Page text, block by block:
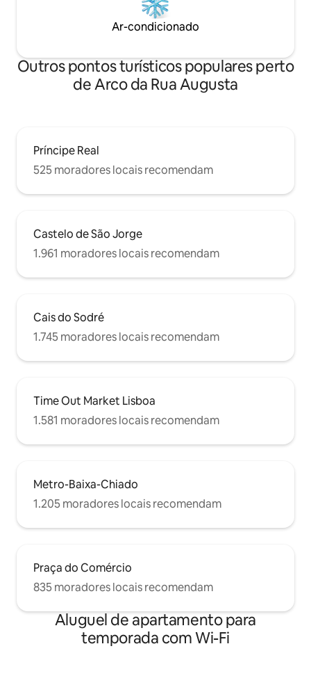
Ar-condicionado
Outros pontos turísticos populares perto
de Arco da Rua Augusta
Príncipe Real
525 moradores locais recomendam
Castelo de São Jorge
1.961 moradores locais recomendam
Cais do Sodré
1.745 moradores locais recomendam
Time Out Market Lisboa
1.581 moradores locais recomendam
Metro-Baixa-Chiado
1.205 moradores locais recomendam
Praça do Comércio
835 moradores locais recomendam
Aluguel de apartamento para
temporada com Wi-Fi